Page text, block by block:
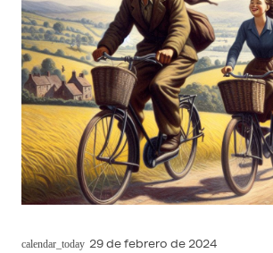
calendar_today 29 de febrero de 2024